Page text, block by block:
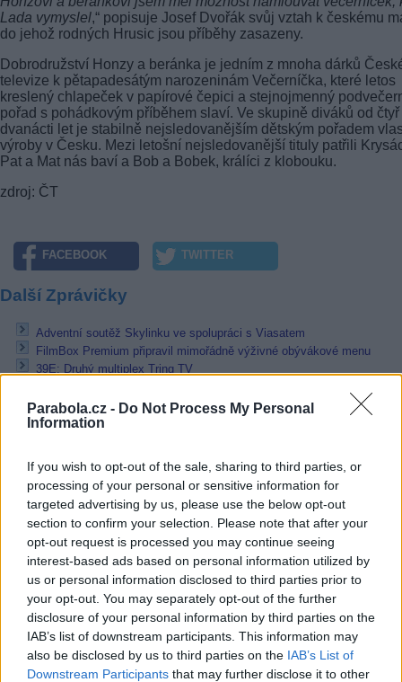
Parabola.cz - Do Not Process My Personal
Information
If you wish to opt-out of the sale, sharing to third parties, or
processing of your personal or sensitive information for
targeted advertising by us, please use the below opt-out
section to confirm your selection. Please note that after your
opt-out request is processed you may continue seeing
interest-based ads based on personal information utilized by
us or personal information disclosed to third parties prior to
your opt-out. You may separately opt-out of the further
disclosure of your personal information by third parties on the
IAB’s list of downstream participants. This information may
also be disclosed by us to third parties on the IAB’s List of
Downstream Participants that may further disclose it to other
Lada vymyslel,“ popisuje Josef Dvořák svůj vztah k českému
do jehož rodných Hrusic jsou příběhy zasazeny.
Dobrodružství Honzy a beránka je jedním z mnoha dárků
televize k pětapadesátým narozeninám Večerníčka, které letos
kreslený chlapeček v papírové čepici a stejnojmenný
pořad s pohádkovým příběhem slaví. Ve skupině diváků od čtyř
dvanácti let je stabilně nejsledovanějším dětským pořadem
výroby v Česku. Mezi letošní nejsledovanější tituly patřili
Pat a Mat nás baví a Bob a Bobek, králíci z klobouku.
zdroj: ČT
FACEBOOK TWITTER
Další Zprávičky
Adventní soutěž Skylinku ve spolupráci s Viasatem
FilmBox Premium připravil mimořádně výživné obývákové menu
39E: Druhý multiplex Tring TV
Přečtěte si také
LG a Xbox uzavřely exkluzivní spolupráci
Reklama
Pracovní nabídky
06.08.2026 -Měřící technik - elektro (Okres Prachatice)
05.08.2026 - Zámečník / Mechanik (Praha - východ)
05.08.2026 -Manažer/ka pro mezinárodní spolupráci (Suchdol, Praha)
05.08.2026 -Technik kontroly (Plzeň - sever)
05.08.2026 -Cyber Security Consultant (Nusle, Praha)
... další nabídky zaměstnání